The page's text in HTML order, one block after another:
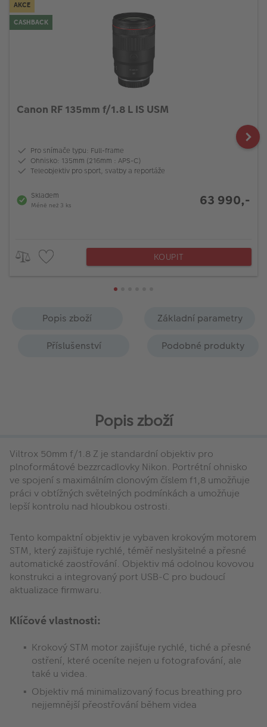
AKCE
CASHBACK
Canon RF 135mm f/1.8 L IS USM
Pro snímače typu: Full-frame
Ohnisko: 135mm (216mm : APS-C)
Teleobjektiv pro sport, svatby a reportáže
Skladem
Méně než 3 ks 63 990,-
KOUPIT
Popis zboží
Základní parametry
Příslušenství
Podobné produkty
Popis zboží
Viltrox 50mm f/1.8 Z je standardní objektiv pro
plnoformátové bezzrcadlovky Nikon. Portrétní ohnisko
ve spojení s maximálním clonovým číslem f1,8 umožňuje
práci v obtížných světelných podmínkách a umožňuje
lepší kontrolu nad hloubkou ostrosti.
Tento kompaktní objektiv je vybaven krokovým motorem
STM, který zajišťuje rychlé, téměř neslyšitelné a přesné
automatické zaostřování. Objektiv má odolnou kovovou
konstrukci a integrovaný port USB-C pro budoucí
aktualizace firmwaru.
Klíčové vlastnosti:
Krokový STM motor zajišťuje rychlé, tiché a přesné
ostření, které oceníte nejen u fotografování, ale
také u videa.
Objektiv má minimalizovaný focus breathing pro
nejjemnější přeostřování během videa